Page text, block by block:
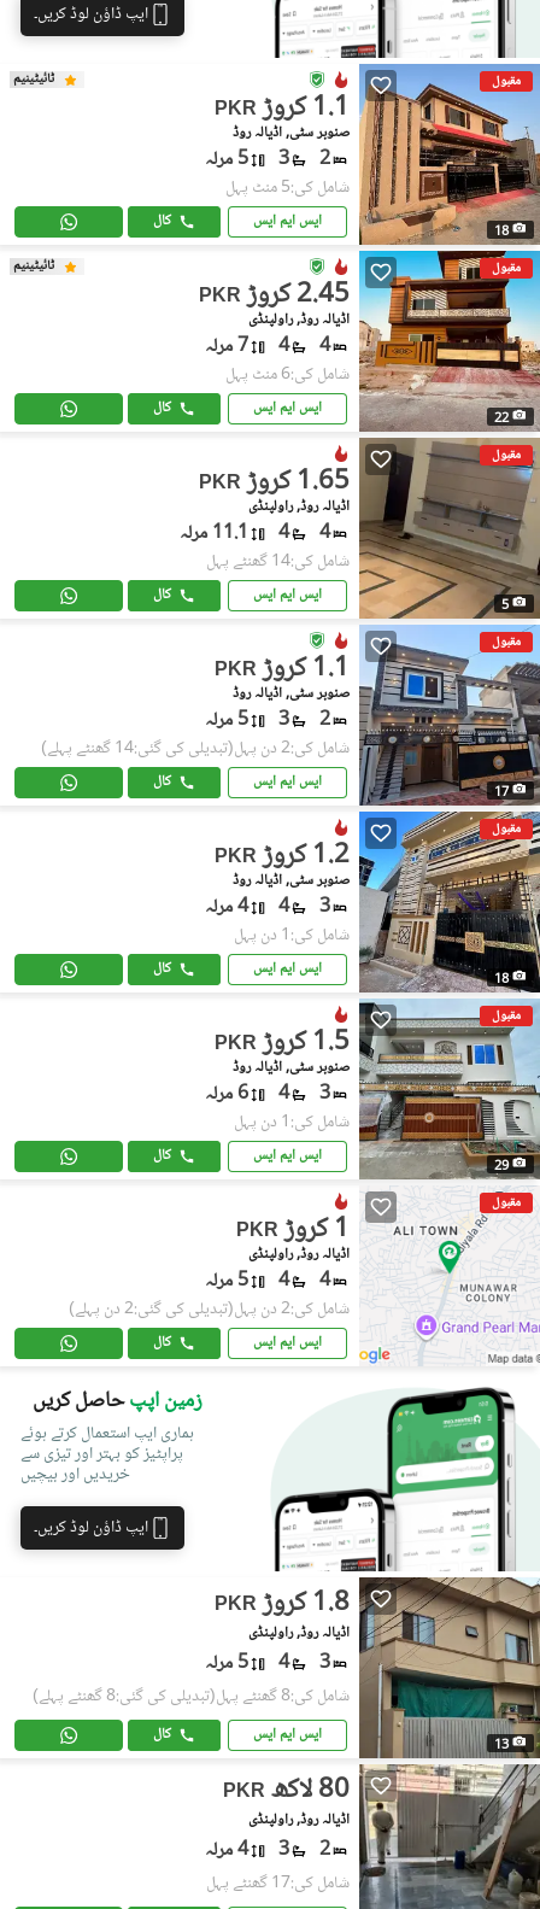
ایپ ڈاؤن لوڈ کریں۔
مقبول
18
ٹائیٹینیم
PKR 1.1 کروڑ
صنوبر سٹی, اڈیالہ روڈ
2
3 5 مرلہ
شامل کی:5 منٹ پہل
ایس ایم ایس کال
مقبول
22
ٹائیٹینیم
PKR 2.45 کروڑ
اڈیالہ روڈ, راولپنڈی
4
4 7 مرلہ
شامل کی:6 منٹ پہل
ایس ایم ایس کال
مقبول
5
PKR 1.65 کروڑ
اڈیالہ روڈ, راولپنڈی
4
4 11.1 مرلہ
شامل کی:14 گھنٹے پہل
ایس ایم ایس کال
مقبول
17
PKR 1.1 کروڑ
صنوبر سٹی, اڈیالہ روڈ
2
3 5 مرلہ
شامل کی:2 دن پہل (تبدیلی کی گئی:14 گھنٹے پہلے)
ایس ایم ایس کال
مقبول
18
PKR 1.2 کروڑ
صنوبر سٹی, اڈیالہ روڈ
3
4 4 مرلہ
شامل کی:1 دن پہل
ایس ایم ایس کال
مقبول
29
PKR 1.5 کروڑ
صنوبر سٹی, اڈیالہ روڈ
3
4 6 مرلہ
شامل کی:1 دن پہل
ایس ایم ایس کال
مقبول
PKR 1 کروڑ
اڈیالہ روڈ, راولپنڈی
4
4 5 مرلہ
شامل کی:2 دن پہل (تبدیلی کی گئی:2 دن پہلے)
ایس ایم ایس کال
زمین اپپحاصل کریں
ہماری ایپ استعمال کرتے ہوئے
پراپٹیز کو بہتر اور تیزی سے
خریدیں اور بیچیں
ایپ ڈاؤن لوڈ کریں۔
13
PKR 1.8 کروڑ
اڈیالہ روڈ, راولپنڈی
3
4 5 مرلہ
شامل کی:8 گھنٹے پہل (تبدیلی کی گئی:8 گھنٹے پہلے)
ایس ایم ایس کال
PKR 80 لاکھ
اڈیالہ روڈ, راولپنڈی
2
3 4 مرلہ
شامل کی:17 گھنٹے پہل